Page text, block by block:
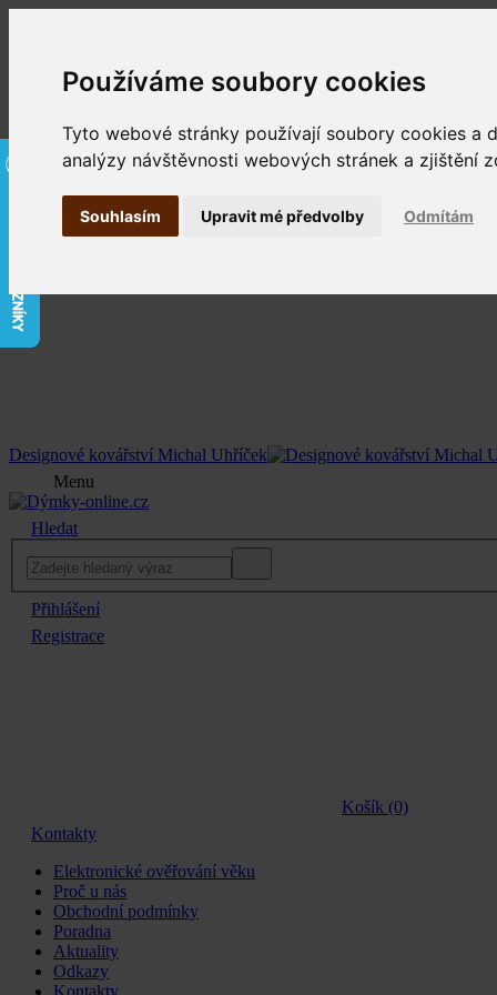
Používáme soubory cookies
Tyto webové stránky používají soubory cookies a
analýzy návštěvnosti webových stránek a zjištění
Souhlasím Odmítám
Upravit mé předvolby
Designové kovářství Michal Uhříček
Menu
Hledat
Přihlášení
Registrace
Košík (0)
Kontakty
Elektronické ověřování věku
Proč u nás
Obchodní podmínky
Poradna
Aktuality
Odkazy
Kontakty